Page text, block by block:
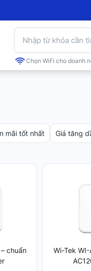
Chọn WiFi cho doanh
mãi tốt nhất Giá tăng
chuẩn
Wi-Tek